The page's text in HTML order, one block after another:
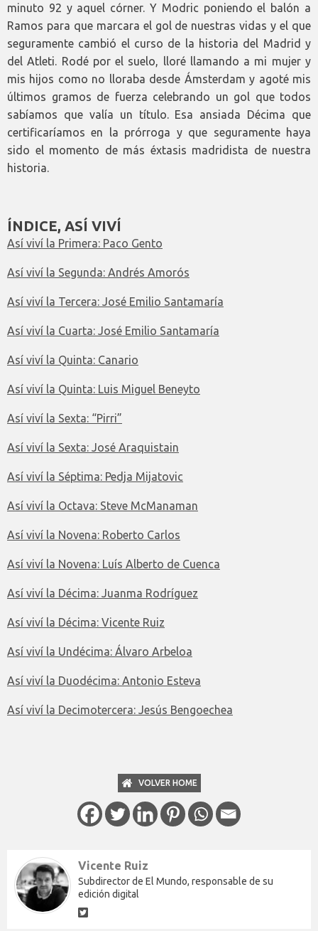
minuto 92 y aquel córner. Y Modric poniendo el balón a
Ramos para que marcara el gol de nuestras vidas y el que
seguramente cambió el curso de la historia del Madrid y
del Atleti. Rodé por el suelo, lloré llamando a mi mujer y
mis hijos como no lloraba desde Ámsterdam y agoté mis
últimos gramos de fuerza celebrando un gol que todos
sabíamos que valía un título. Esa ansiada Décima que
certificaríamos en la prórroga y que seguramente haya
sido el momento de más éxtasis madridista de nuestra
historia.
ÍNDICE, ASÍ VIVÍ
Así viví la Primera: Paco Gento
Así viví la Segunda: Andrés Amorós
Así viví la Tercera: José Emilio Santamaría
Así viví la Cuarta: José Emilio Santamaría
Así viví la Quinta: Canario
Así viví la Quinta: Luis Miguel Beneyto
Así viví la Sexta: “Pirri”
Así viví la Sexta: José Araquistain
Así viví la Séptima: Pedja Mijatovic
Así viví la Octava: Steve McManaman
Así viví la Novena: Roberto Carlos
Así viví la Novena: Luís Alberto de Cuenca
Así viví la Décima: Juanma Rodríguez
Así viví la Décima: Vicente Ruiz
Así viví la Undécima: Álvaro Arbeloa
Así viví la Duodécima: Antonio Esteva
Así viví la Decimotercera: Jesús Bengoechea
VOLVER HOME
Vicente Ruiz
Subdirector de El Mundo, responsable de su
edición digital